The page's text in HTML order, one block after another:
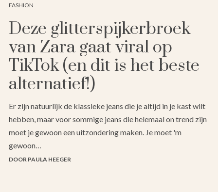
FASHION
Deze glitterspijkerbroek
van Zara gaat viral op
TikTok (en dit is het beste
alternatief!)
Er zijn natuurlijk de klassieke jeans die je altijd in je kast wilt
hebben, maar voor sommige jeans die helemaal on trend zijn
moet je gewoon een uitzondering maken. Je moet 'm
gewoon…
DOOR PAULA HEEGER